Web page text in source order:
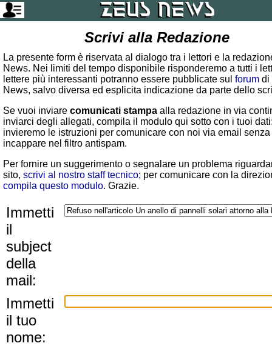
Scrivi alla Redazione
La presente form è riservata al dialogo tra i lettori e la
News. Nei limiti del tempo disponibile risponderemo a tutti i
lettere più interessanti potranno essere pubblicate sul forum di
News, salvo diversa ed esplicita indicazione da parte dello
Se vuoi inviare comunicati stampa alla redazione in via
inviarci degli allegati, compila il modulo qui sotto con i tuoi
invieremo le istruzioni per comunicare con noi via email senza
incappare nel filtro antispam.
Per fornire un suggerimento o segnalare un problema
sito, scrivi al nostro staff tecnico; per comunicare con la
compila questo modulo. Grazie.
Immetti
il
subject
della
mail:
Immetti
il tuo
nome: